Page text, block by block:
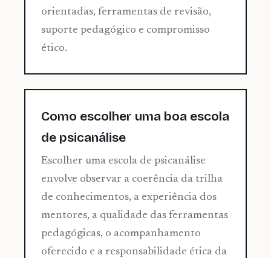
orientadas, ferramentas de revisão,
suporte pedagógico e compromisso
ético.
Como escolher uma boa escola
de psicanálise
Escolher uma escola de psicanálise
envolve observar a coerência da trilha
de conhecimentos, a experiência dos
mentores, a qualidade das ferramentas
pedagógicas, o acompanhamento
oferecido e a responsabilidade ética da